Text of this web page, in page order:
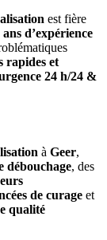
est fière
ans d’expérience
rapides et
24 h/24 &
à Geer,
débouchage, des
de curage et
qualité